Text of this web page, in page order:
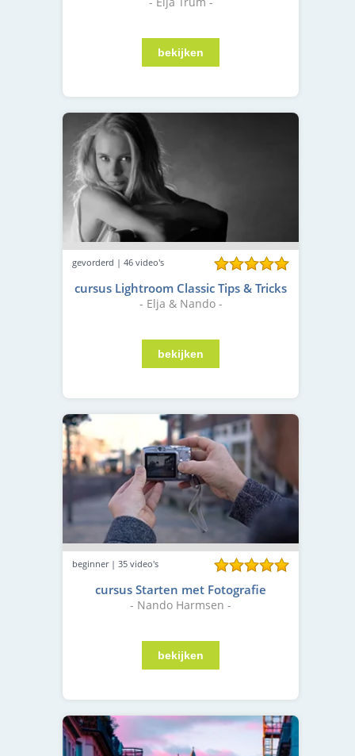
gevorderd | 46 video's
cursus Lightroom Classic Tips & Tricks
- Elja & Nando -
beginner | 35 video's
cursus Starten met Fotografie
- Nando Harmsen -